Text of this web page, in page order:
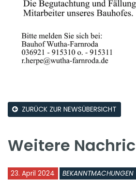
ZURÜCK ZUR NEWSÜBERSICHT
Weitere
23. April 2024 BEKANNTMACHUNGEN